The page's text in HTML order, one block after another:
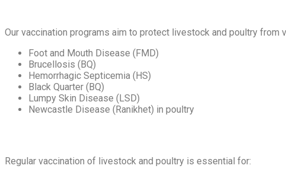
Our vaccination programs aim to protect livestock and poultry from
Foot and Mouth Disease (FMD)
Brucellosis (BQ)
Hemorrhagic Septicemia (HS)
Black Quarter (BQ)
Lumpy Skin Disease (LSD)
Newcastle Disease (Ranikhet) in poultry
Regular vaccination of livestock and poultry is essential for: